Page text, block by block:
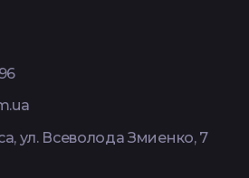
ул. Всеволода Змиенко, 7